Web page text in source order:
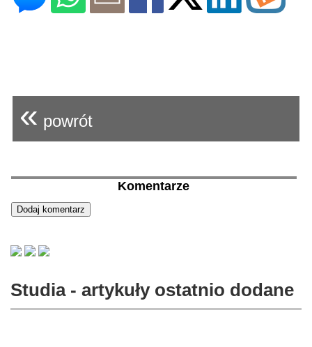
« powrót
Komentarze
Studia - artykuły ostatnio dodane